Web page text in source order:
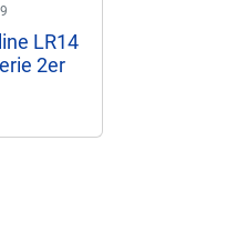
LR14
2er